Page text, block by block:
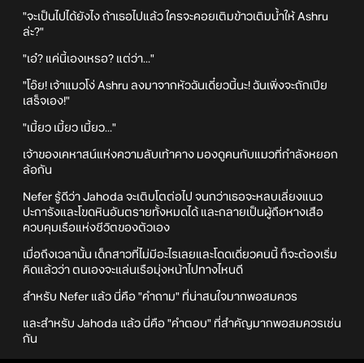
"จะเป็นไปได้ยังไง ถ้าเธอไปแล้ว ใครจะคอยเติมข้าวเติมน้ำให้ Ashru
ล่ะ?"
"เอ๋? แค่นี้เองเหรอ? แต่ว่า..."
"โอ๊ย! เจ้าแมวโง่ Ashru ลงมาจากหัวฉันเดี๋ยวนี้นะ! ฉันเพิ่งจะถักเปีย
เสร็จเอง!"
"เมี้ยว เมี้ยว เมี้ยว..."
เจ้าของเคหาสน์แห่งความลับเท้าคาง มองดูคนกับแมวที่กำลังหยอก
ล้อกัน
Nefer รู้ดีว่า Jahoda จะเติบโตต่อไป จนกว่าเธอจะหลบเลี่ยงแนว
ปะการังและโขดหินอันตรายทั้งหมดได้ และกลายเป็นผู้ถือหางเสือ
ควบคุมเรือแห่งชีวิตของตัวเอง
เมื่อถึงเวลานั้น เด็กสาวที่ไม่มีอะไรเลยและโดดเดี่ยวคนนี้ ก็จะต้องเริ่ม
คิดแล้วว่า ตนเองจะแล่นเรือมุ่งหน้าไปทางไหนดี
สำหรับ Nefer แล้ว นี่คือ "คำถาม" ที่น่าสนใจมากพอสมควร
และสำหรับ Jahoda แล้ว นี่คือ "คำตอบ" ที่สำคัญมากพอสมควรเช่น
กัน